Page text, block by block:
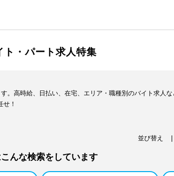
・パート求人特集
。高時給、日払い、在宅、エリア・職種別のバイト求人
！
並び替え
んな検索をしています